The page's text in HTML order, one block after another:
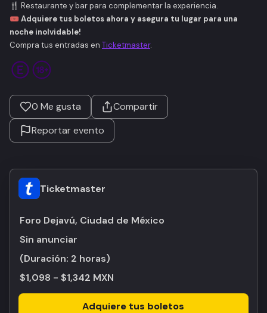
🍴 Restaurante y bar para complementar la experiencia.
🎟️Adquiere tus boletos ahora y asegura tu lugar para una
noche inolvidable!
Compra tus entradas en Ticketmaster.
0 Me gusta
Compartir
Reportar evento
Ticketmaster
Foro Dejavú, Ciudad de México
Sin anunciar
(Duración: 2 horas)
$1,098 - $1,342 MXN
Adquiere tus boletos